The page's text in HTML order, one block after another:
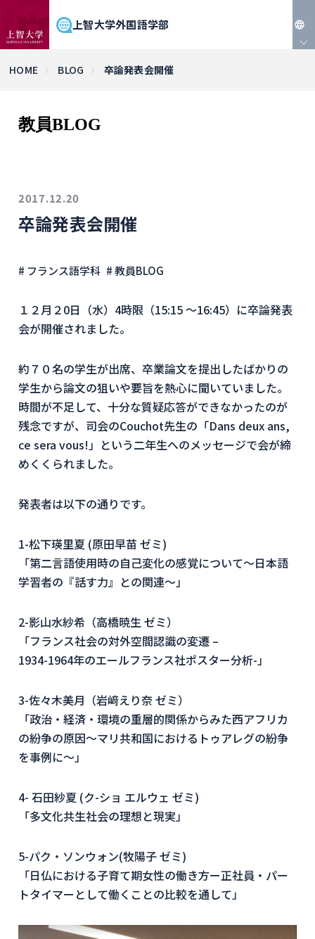
上智大学外国語学部
HOME BLOG 卒論発表会開催
教員BLOG
2017.12.20
卒論発表会開催
# フランス語学科 # 教員BLOG
１２月２0日（水）4時限（15:15～16:45）に卒論発表
会が開催されました。
約７０名の学生が出席、卒業論文を提出したばかりの
学生から論文の狙いや要旨を熱心に聞いていました。
時間が不足して、十分な質疑応答ができなかったのが
残念ですが、司会のCouchot先生の「Dans deux ans,
ce sera vous!」という二年生へのメッセージで会が締
めくくられました。
発表者は以下の通りです。
1-松下瑛里夏 (原田早苗 ゼミ)
「第二言語使用時の自己変化の感覚について〜日本語
学習者の『話す力』との関連〜」
2-影山水紗希（高橋暁生 ゼミ）
「フランス社会の対外空間認識の変遷 –
1934-1964年のエールフランス社ポスター分析-」
3-佐々木美月（岩﨑えり奈 ゼミ）
「政治・経済・環境の重層的関係からみた西アフリカ
の紛争の原因〜マリ共和国におけるトゥアレグの紛争
を事例に〜」
4- 石田紗夏 (ク-ショ エルウェ ゼミ)
「多文化共生社会の理想と現実」
5-パク・ソンウォン(牧陽子 ゼミ)
「日仏における子育て期女性の働き方ー正社員・パー
トタイマーとして働くことの比較を通して」